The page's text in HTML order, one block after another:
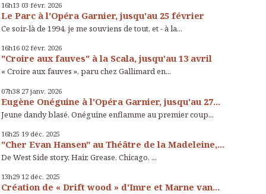
16h13 03 févr. 2026
Le Parc à l'Opéra Garnier, jusqu'au 25 février
Ce soir-là de 1994, je me souviens de tout, et - à la...
16h16 02 févr. 2026
"Croire aux fauves" à la Scala, jusqu'au 13 avril
« Croire aux fauves », paru chez Gallimard en...
07h38 27 janv. 2026
Eugène Onéguine à l'Opéra Garnier, jusqu'au 27...
Jeune dandy blasé, Onéguine enflamme au premier coup...
16h25 19 déc. 2025
"Cher Evan Hansen" au Théâtre de la Madeleine,...
De West Side story, Hair, Grease, Chicago, ...
13h29 12 déc. 2025
Création de « Drift wood » d'Imre et Marne van...